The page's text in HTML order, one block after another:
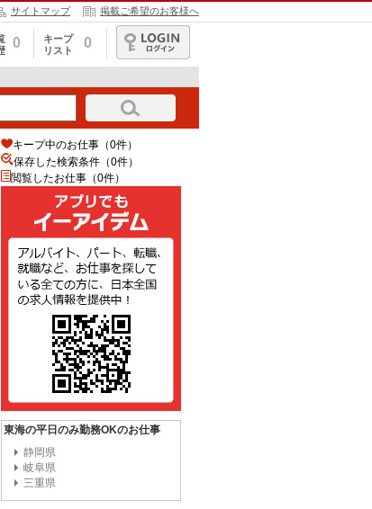
サイトマップ 掲載ご希望のお客様へ
0
キープ
リスト
0
ログイン
キープ中のお仕事（0件）
保存した検索条件（0件）
閲覧したお仕事（0件）
東海の平日のみ勤務OKのお仕事
静岡県
岐阜県
三重県